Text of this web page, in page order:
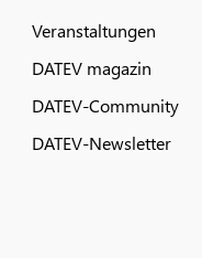
Veranstaltungen
DATEV magazin
DATEV-Community
DATEV-Newsletter